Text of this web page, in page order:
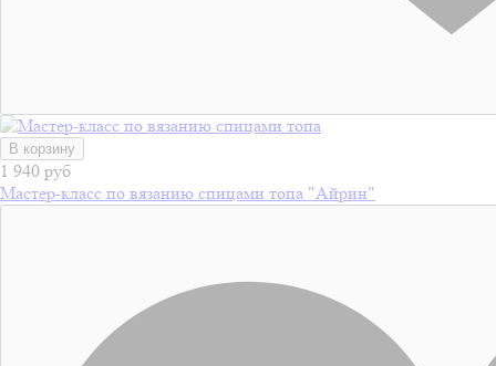
В корзину
1 940 руб
Мастер-класс по вязанию спицами топа "Айрин"